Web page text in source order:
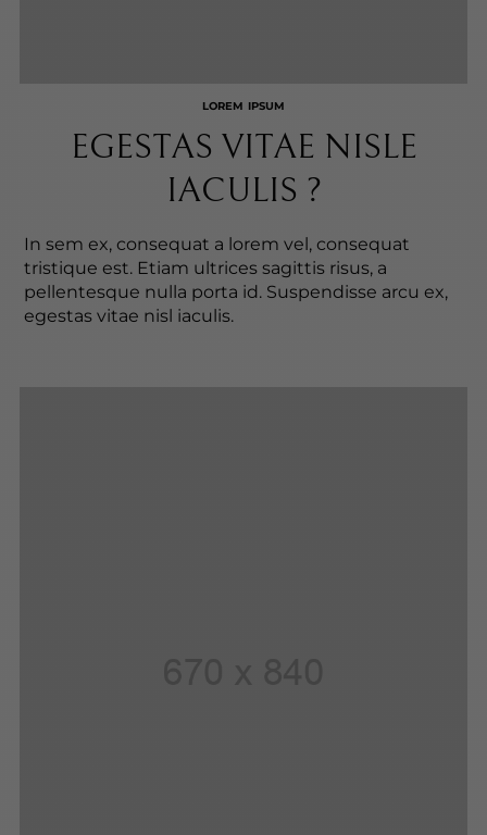
LOREM IPSUM
EGESTAS VITAE NISLE
IACULIS ?
In sem ex, consequat a lorem vel, consequat
tristique est. Etiam ultrices sagittis risus, a
pellentesque nulla porta id. Suspendisse arcu ex,
egestas vitae nisl iaculis.